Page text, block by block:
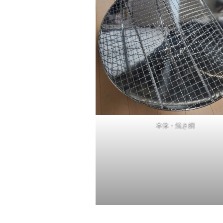
本体・焼き網